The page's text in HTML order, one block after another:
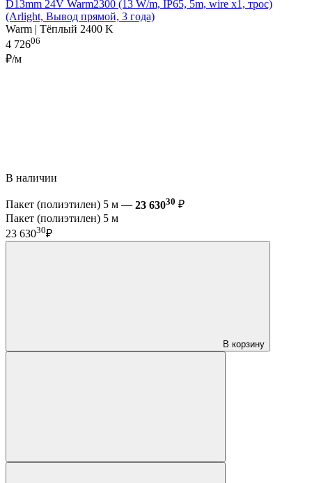
D13mm 24V Warm2300 (13 W/m, IP65, 5m, wire x1, трос)
(Arlight, Вывод прямой, 3 года)
Warm | Тёплый 2400 K
4 72606
₽/м
В наличии
Пакет (полиэтилен) 5 м — 23 63030 ₽
Пакет (полиэтилен) 5 м
23 63030₽
В корзину